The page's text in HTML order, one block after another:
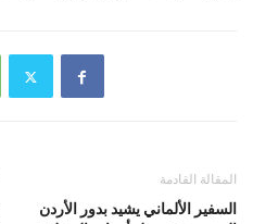
المقالة القادمة
السفير الألماني يشيد بدور الأردن